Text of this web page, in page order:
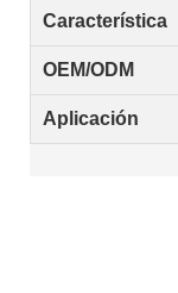
Característica
OEM/ODM
Aplicación